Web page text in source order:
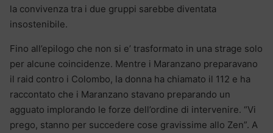
la convivenza tra i due gruppi sarebbe diventata
insostenibile.
Fino all’epilogo che non si e’ trasformato in una strage solo
per alcune coincidenze. Mentre i Maranzano preparavano
il raid contro i Colombo, la donna ha chiamato il 112 e ha
raccontato che i Maranzano stavano preparando un
agguato implorando le forze dell’ordine di intervenire. “Vi
prego, stanno per succedere cose gravissime allo Zen”. A